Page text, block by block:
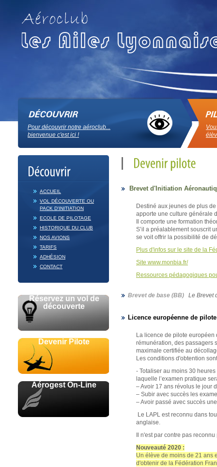
Pour découvrir notre aéroclub...
bienvenue c'est ici !
ACCUEIL
VOL DÉCOUVERTE OU
PACK D'INITIATION
ECOLE DE PILOTAGE
HISTORIQUE DU CLUB
NOS AVIONS
TARIFS
ADHÉSION
CONTACT
Réservez un vol de
découverte
Devenir Pilote
Aérogest On-Line
Brevet d'Initiation
Destiné aux jeunes de plus
apporte une culture générale
Il comporte une formation
S’il a préalablement souscrit
se voit offrir la possibilité de
Plus d'infos sur le site de la
Site www.monbia.fr/
Ressources pédagogiques
Brevet de base (BB) Le Brevet
Licence européenne de
La licence de pilote européen
rémunération, des passagers
maximale certifiée au
Les conditions d'obtention
- Totaliser au moins 30
laquelle l’examen pratique
– Avoir 17 ans révolus le jour
– Subir avec succès les
– Avoir passé avec succès
Le LAPL est reconnu dans
anglaise.
Il n'est par contre pas
Nouveauté 2020 :
Un élève de moins de 21 ans
d'obtenir de la Fédération